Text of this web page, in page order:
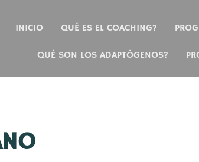
INICIO QUÉ ES EL COACHING?
QUÉ SON LOS ADAPTÓGENOS?